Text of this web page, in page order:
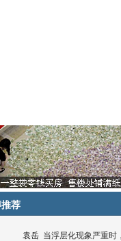
荐
袁岳 当浮层化现象严重时